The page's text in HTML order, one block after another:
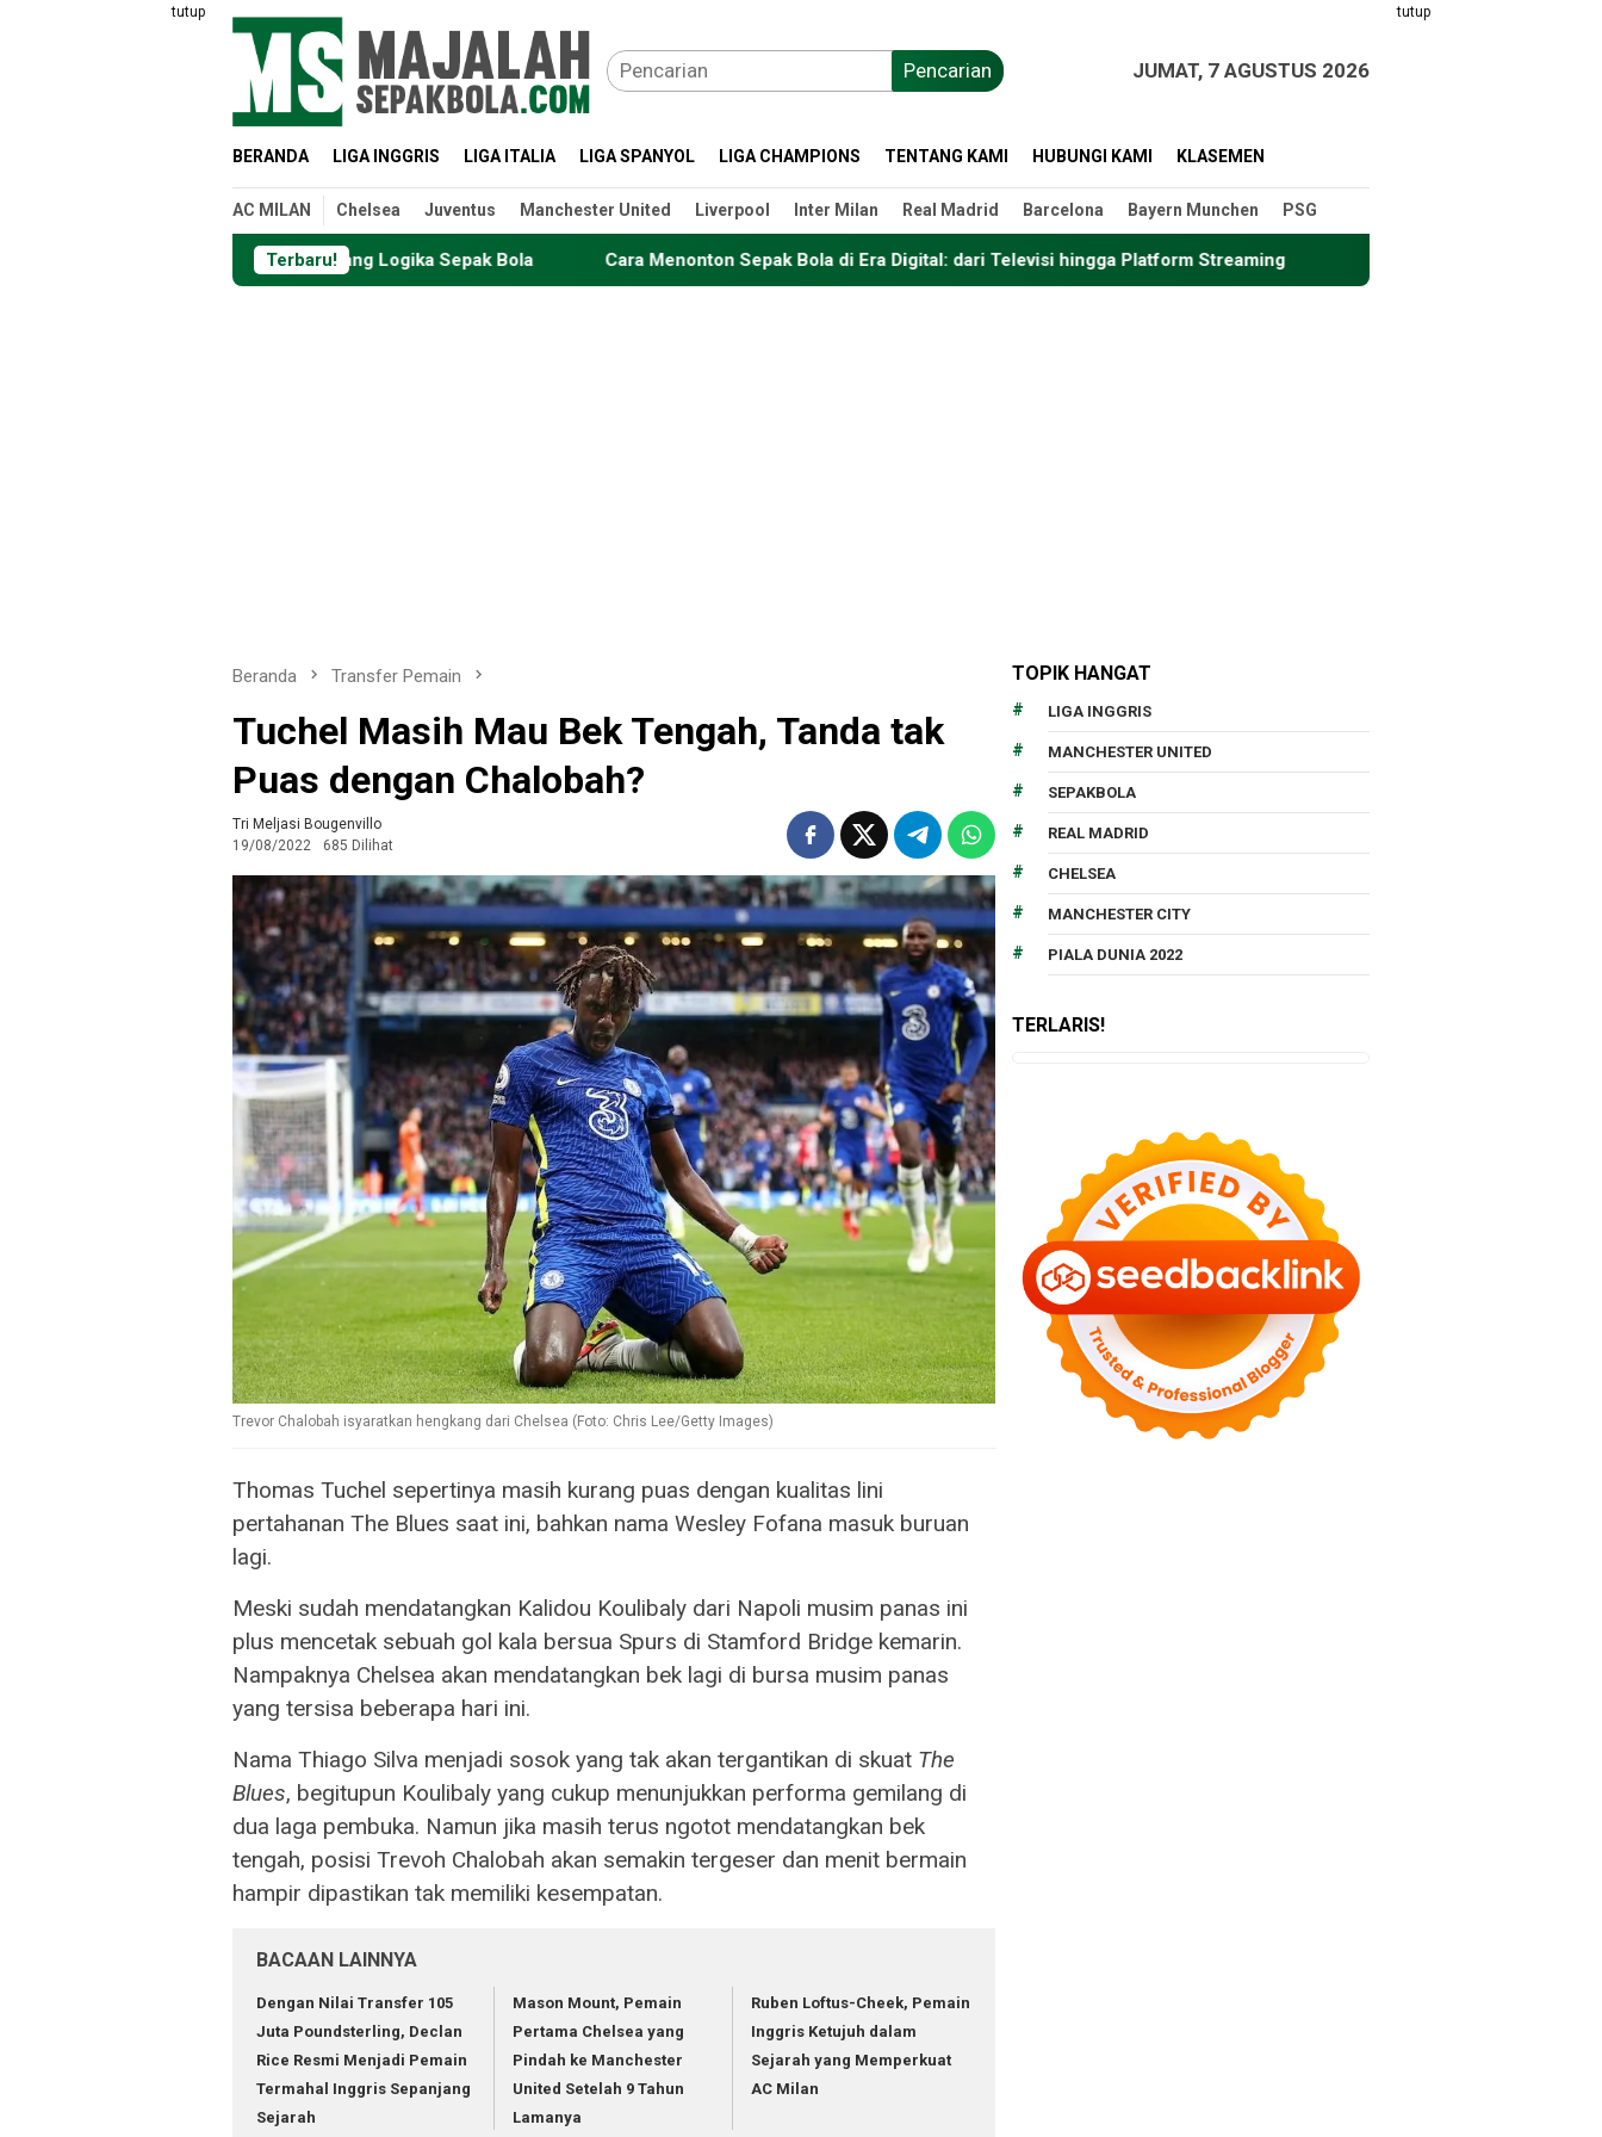
tutup tutup
Pencarian JUMAT, 7 AGUSTUS 2026
BERANDA LIGA INGGRIS LIGA ITALIA LIGA SPANYOL LIGA CHAMPIONS TENTANG KAMI HUBUNGI KAMI KLASEMEN
AC MILAN Chelsea Juventus Manchester United Liverpool Inter Milan Real Madrid Barcelona Bayern Munchen PSG
Terbaru!
Data Menantang Logika Sepak Bola Cara Menonton Sepak Bola di Era Digital: dari Televisi hingga Platform Streaming Format Baru Piala Dunia 2026: Apa yang Perlu
Beranda Transfer Pemain
Tuchel Masih Mau Bek Tengah, Tanda tak
Puas dengan Chalobah?
Tri Meljasi Bougenvillo
19/08/2022
685 Dilihat
Trevor Chalobah isyaratkan hengkang dari Chelsea (Foto: Chris Lee/Getty Images)
Thomas Tuchel sepertinya masih kurang puas dengan kualitas lini
pertahanan The Blues saat ini, bahkan nama Wesley Fofana masuk buruan
lagi.
Meski sudah mendatangkan Kalidou Koulibaly dari Napoli musim panas ini
plus mencetak sebuah gol kala bersua Spurs di Stamford Bridge kemarin.
Nampaknya Chelsea akan mendatangkan bek lagi di bursa musim panas
yang tersisa beberapa hari ini.
Nama Thiago Silva menjadi sosok yang tak akan tergantikan di skuat The
Blues, begitupun Koulibaly yang cukup menunjukkan performa gemilang di
dua laga pembuka. Namun jika masih terus ngotot mendatangkan bek
tengah, posisi Trevoh Chalobah akan semakin tergeser dan menit bermain
hampir dipastikan tak memiliki kesempatan.
BACAAN LAINNYA
Dengan Nilai Transfer 105
Juta Poundsterling, Declan
Rice Resmi Menjadi Pemain
Termahal Inggris Sepanjang
Sejarah
Mason Mount, Pemain
Pertama Chelsea yang
Pindah ke Manchester
United Setelah 9 Tahun
Lamanya
Ruben Loftus-Cheek, Pemain
Inggris Ketujuh dalam
Sejarah yang Memperkuat
AC Milan
TOPIK HANGAT
LIGA INGGRIS
MANCHESTER UNITED
SEPAKBOLA
REAL MADRID
CHELSEA
MANCHESTER CITY
PIALA DUNIA 2022
TERLARIS!